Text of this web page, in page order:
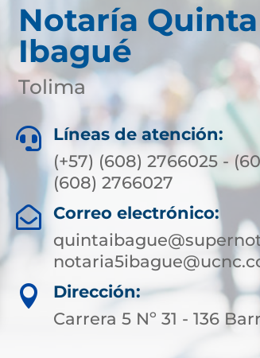
Notaría
Ibagué
Tolima

Líneas de atención:
(+57) (608) 2766025 -
(608) 2766027

Correo electrónico:

Dirección:
Carrera 5 Nº 31 - 136